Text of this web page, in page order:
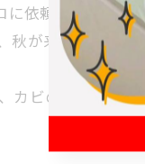
依頼するのにぴ
秋が来る頃には
カビの発生を抑